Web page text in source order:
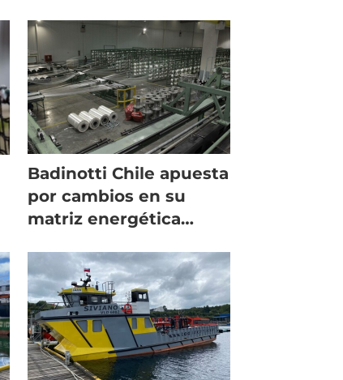
Badinotti Chile apuesta
por cambios en su
matriz energética
sustentable